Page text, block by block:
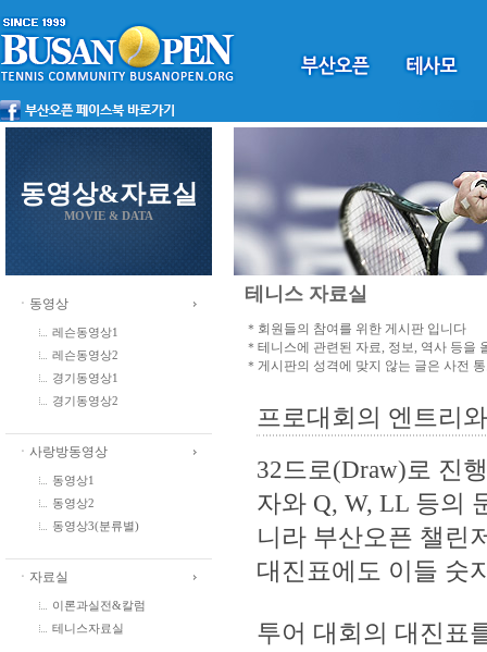
동영상&자료실
MOVIE & DATA
ㆍ동영상
레슨동영상1
레슨동영상2
경기동영상1
경기동영상2
ㆍ사랑방동영상
동영상1
동영상2
동영상3(분류별)
ㆍ자료실
이론과실전&칼럼
테니스자료실
테니스 자료실
＊회원들의 참여를 위한 게시판 입니다
＊테니스에 관련된 자료, 정보, 역사 등을
＊게시판의 성격에 맞지 않는 글은 사전
프로대회의 엔트리
32드로(Draw)로 진
자와 Q, W, LL 등의
니라 부산오픈 챌린
대진표에도 이들 숫
투어 대회의 대진표